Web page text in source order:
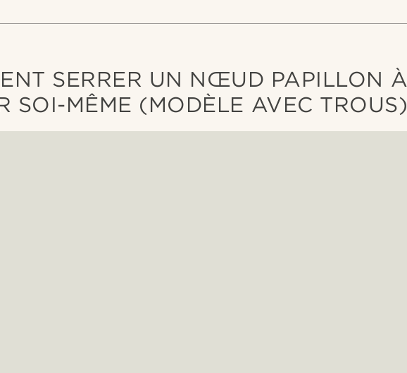
SERRER UN NŒUD PAPILLON À
SOI-MÊME (MODÈLE AVEC TROUS)